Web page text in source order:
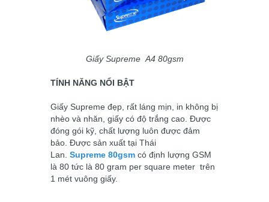
GiấySupreme A4 80gsm
TÍNH NĂNG NỔI BẬT
Giấy Supreme đẹp, rất láng mịn, in không bị
nhèo và nhăn, giấy có độ trắng cao. Được
đóng gói kỹ, chất lượng luôn được đảm
bảo. Được sản xuất tại Thái
Lan. Supreme 80gsm có định lượng GSM
là 80 tức là 80 gram per square meter trên
1 mét vuông giấy.